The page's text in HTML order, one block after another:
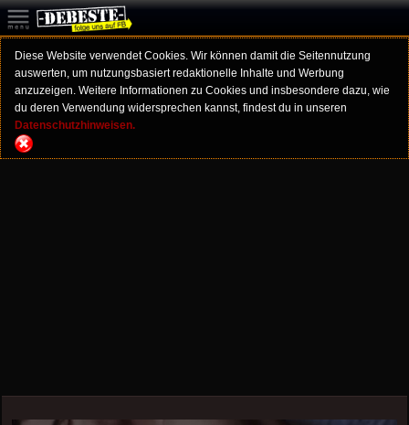
Diese Website verwendet Cookies. Wir können damit die Seitennutzung
auswerten, um nutzungsbasiert redaktionelle Inhalte und Werbung
anzuzeigen. Weitere Informationen zu Cookies und insbesondere dazu, wie
du deren Verwendung widersprechen kannst, findest du in unseren
Datenschutzhinweisen.